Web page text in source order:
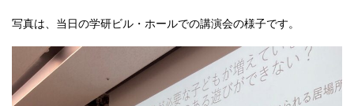
写真は、当日の学研ビル・ホールでの講演会の様子です。